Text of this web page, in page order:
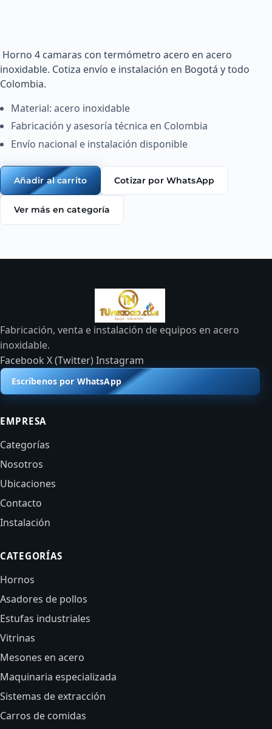
inoxidable. Cotiza envío e instalación en Bogotá y todo
Colombia.
Material: acero inoxidable
Fabricación y asesoría técnica en Colombia
Envío nacional e instalación disponible
Añadir al carrito Cotizar por WhatsApp
Ver más en categoría
Fabricación, venta e instalación de equipos en acero
inoxidable.
FacebookX (Twitter)Instagram
Escríbenos por WhatsApp
EMPRESA
Categorías
Nosotros
Ubicaciones
Contacto
Instalación
CATEGORÍAS
Hornos
Asadores de pollos
Estufas industriales
Vitrinas
Mesones en acero
Maquinaria especializada
Sistemas de extracción
Carros de comidas